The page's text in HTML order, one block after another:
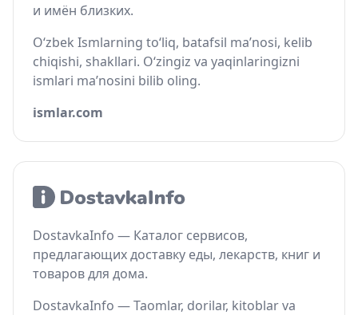
и имён близких.
O‘zbek Ismlarning to‘liq, batafsil ma’nosi, kelib
chiqishi, shakllari. O‘zingiz va yaqinlaringizni
ismlari ma’nosini bilib oling.
ismlar.com
DostavkaInfo — Каталог сервисов,
предлагающих доставку еды, лекарств, книг и
товаров для дома.
DostavkaInfo — Taomlar, dorilar, kitoblar va